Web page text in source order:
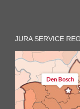
JURA SERVICE